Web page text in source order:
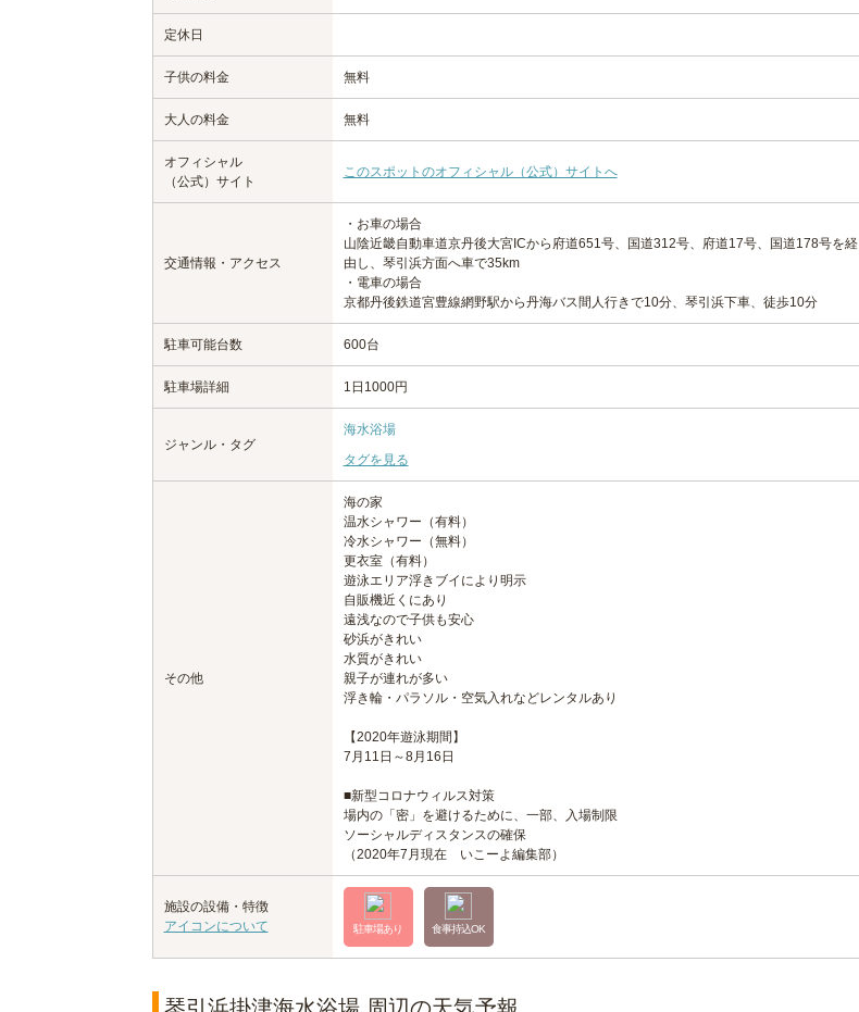
定休日
子供の料金 無料
大人の料金 無料
オフィシャル
（公式）サイト
このスポットのオフィシャル（公式）サイトへ
交通情報・アクセス
・お車の場合
山陰近畿自動車道京丹後大宮ICから府道651号、国道312号、府道17号、国道178号を経
由し、琴引浜方面へ車で35km
・電車の場合
京都丹後鉄道宮豊線網野駅から丹海バス間人行きで10分、琴引浜下車、徒歩10分
駐車可能台数 600台
駐車場詳細 1日1000円
ジャンル・タグ
海水浴場
タグを見る
その他
海の家
温水シャワー（有料）
冷水シャワー（無料）
更衣室（有料）
遊泳エリア浮きブイにより明示
自販機近くにあり
遠浅なので子供も安心
砂浜がきれい
水質がきれい
親子が連れが多い
浮き輪・パラソル・空気入れなどレンタルあり
【2020年遊泳期間】
7月11日～8月16日
■新型コロナウィルス対策
場内の「密」を避けるために、一部、入場制限
ソーシャルディスタンスの確保
（2020年7月現在 いこーよ編集部）
施設の設備・特徴
アイコンについて
駐車場あり 食事持込OK